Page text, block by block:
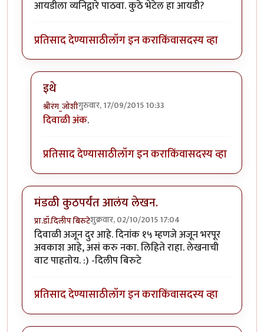
आयडीला व्यनिद्वारे पाठवा. कुठे भेटेल हा आयडी?
प्रतिसाद देण्यासाठीलॉग इन कराकिंवासदस्य व्हा
इथे
श्रीरंग_जोशीगुरुवार, 17/09/2015 10:33
In reply toइच्छुक...
दिवाळी अंक.
प्रतिसाद देण्यासाठीलॉग इन कराकिंवासदस्य व्हा
मंडळी कुठपर्यंत आलंय लेखन.
प्रा.डॉ.दिलीप बिरुटेशुक्रवार, 02/10/2015 17:04
दिवाळी अजून दुर आहे. दिनांक १५ म्हणजे अजून भरपूर
अवकाश आहे, असं करु नका. लिहिते राहा. लेखनाची
वाट पाहतोय. :) -दिलीप बिरुटे
प्रतिसाद देण्यासाठीलॉग इन कराकिंवासदस्य व्हा